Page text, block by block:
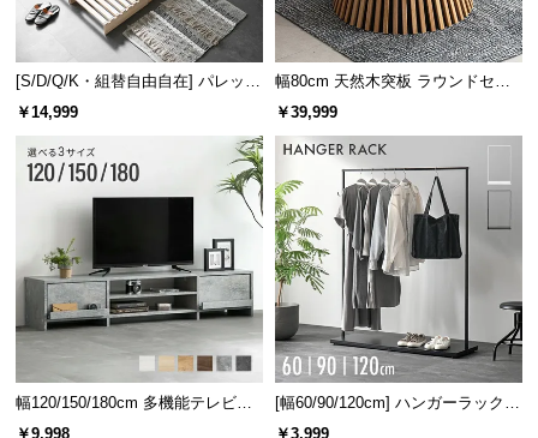
[S/D/Q/K・組替自由自在] パレット
ベッド 8/12/16枚セット
￥14,999
幅80cm 天然木突板 ラウンドセン
ターテーブル 美しい格子デザイン
￥39,999
幅120/150/180cm 多機能テレビボ
ード 木目/石目調 オープン収納・
￥9,998
[幅60/90/120cm] ハンガーラック
スチール 4段階高さ調節 サイドフ
￥3,999